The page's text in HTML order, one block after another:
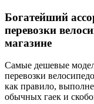
Богатейший
перевозки
магазине
Самые дешевые
перевозки
как правило,
обычных гаек и